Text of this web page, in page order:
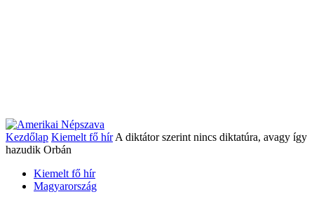
Kezdőlap Kiemelt fő hír A diktátor szerint nincs diktatúra, avagy így
hazudik Orbán
Kiemelt fő hír
Magyarország